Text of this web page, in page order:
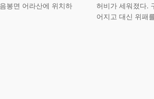
봉면 어라산에 위치하
허비가 세워졌다.
어지고 대신 위패